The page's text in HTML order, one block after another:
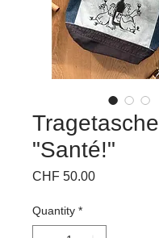
Tragetasche
"Santé!"
CHF 50.00Price
Quantity *